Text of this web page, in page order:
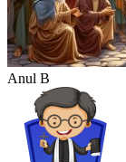
Anul B